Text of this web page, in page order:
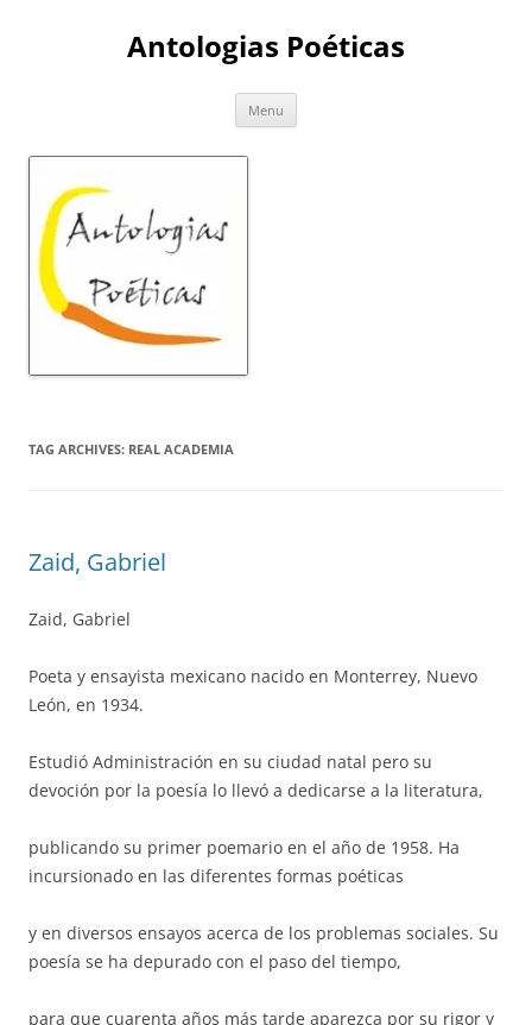
Antologias Poéticas
Menu
TAG ARCHIVES: REAL ACADEMIA
Zaid, Gabriel
Zaid, Gabriel
Poeta y ensayista mexicano nacido en Monterrey, Nuevo
León, en 1934.
Estudió Administración en su ciudad natal pero su
devoción por la poesía lo llevó a dedicarse a la literatura,
publicando su primer poemario en el año de 1958. Ha
incursionado en las diferentes formas poéticas
y en diversos ensayos acerca de los problemas sociales. Su
poesía se ha depurado con el paso del tiempo,
para que cuarenta años más tarde aparezca por su rigor y